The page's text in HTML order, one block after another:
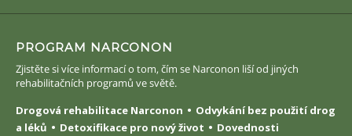
PROGRAM NARCONON
Zjistěte si více informací o tom, čím se Narconon liší od jiných
rehabilitačních programů ve světě.
Drogová rehabilitace Narconon
Odvykání bez použití drog
a léků
Detoxifikace pro nový život
Dovednosti